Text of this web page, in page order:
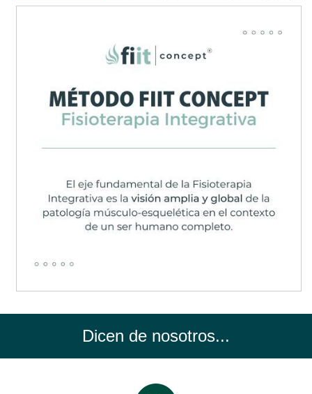
Dicen de nosotros...